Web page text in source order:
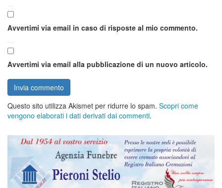
Avvertimi via email in caso di risposte al mio commento.
Avvertimi via email alla pubblicazione di un nuovo articolo.
Questo sito utilizza Akismet per ridurre lo spam. Scopri come
vengono elaborati i dati derivati dai commenti.